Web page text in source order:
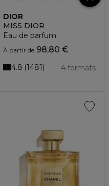
DIOR
MISS DIOR
Eau de parfum
À partir de98,80 €
4 formats
4.8 1481